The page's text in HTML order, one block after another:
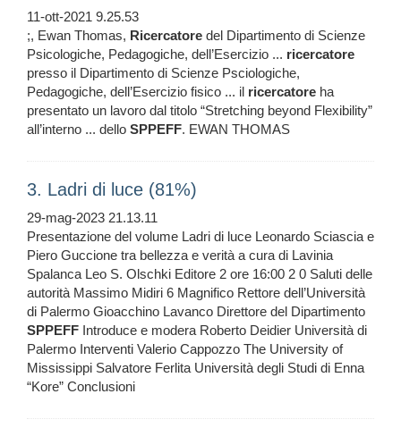
11-ott-2021 9.25.53
;, Ewan Thomas, Ricercatore del Dipartimento di Scienze
Psicologiche, Pedagogiche, dell’Esercizio ... ricercatore
presso il Dipartimento di Scienze Psciologiche,
Pedagogiche, dell’Esercizio fisico ... il ricercatore ha
presentato un lavoro dal titolo “Stretching beyond Flexibility”
all’interno ... dello SPPEFF. EWAN THOMAS
3. Ladri di luce (81%)
29-mag-2023 21.13.11
Presentazione del volume Ladri di luce Leonardo Sciascia e
Piero Guccione tra bellezza e verità a cura di Lavinia
Spalanca Leo S. Olschki Editore 2 ore 16:00 2 0 Saluti delle
autorità Massimo Midiri 6 Magnifico Rettore dell’Università
di Palermo Gioacchino Lavanco Direttore del Dipartimento
SPPEFF Introduce e modera Roberto Deidier Università di
Palermo Interventi Valerio Cappozzo The University of
Mississippi Salvatore Ferlita Università degli Studi di Enna
“Kore” Conclusioni